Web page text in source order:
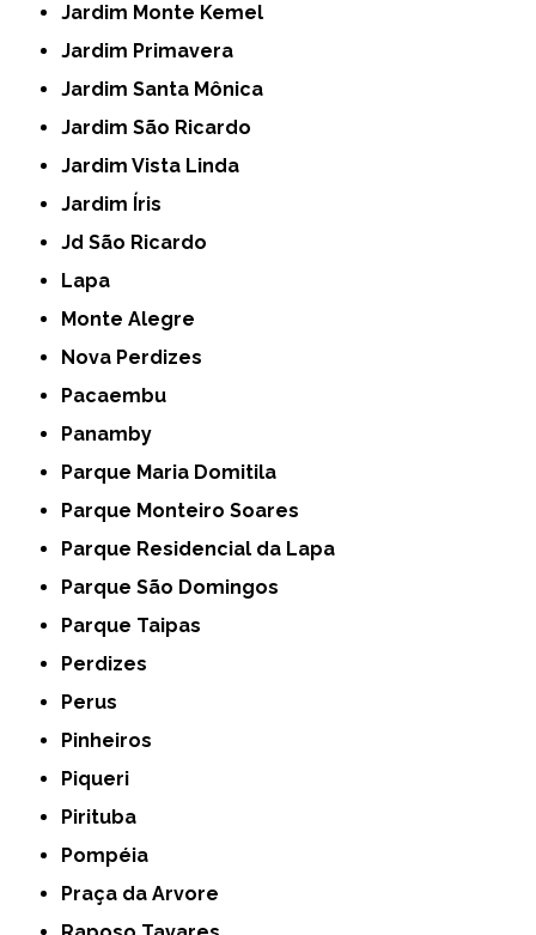
Jardim Monte Kemel
Jardim Primavera
Jardim Santa Mônica
Jardim São Ricardo
Jardim Vista Linda
Jardim Íris
Jd São Ricardo
Lapa
Monte Alegre
Nova Perdizes
Pacaembu
Panamby
Parque Maria Domitila
Parque Monteiro Soares
Parque Residencial da Lapa
Parque São Domingos
Parque Taipas
Perdizes
Perus
Pinheiros
Piqueri
Pirituba
Pompéia
Praça da Arvore